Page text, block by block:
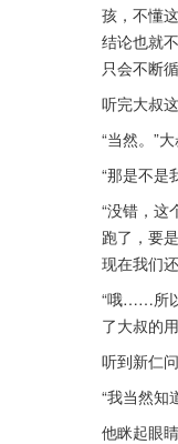
孩，不懂
结论也就
只会不断
听完大叔
“当然。”
“那是不是
“没错，这
跑了，要
现在我们
“哦……所
了大叔的
听到新仁
“我当然知
他眯起眼